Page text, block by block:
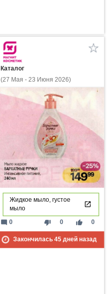
Каталог
(27 Мая - 23 Июня 2026)
Жидкое мыло, густое
мыло
thumb_down 0 thumb_up 0
mode_comment 0
Закончилась 45дней назад